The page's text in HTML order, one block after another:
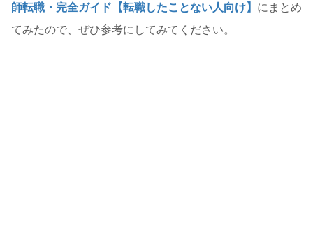
師転職・完全ガイド【転職したことない人向け】 にまとめ
てみたので、ぜひ参考にしてみてください。